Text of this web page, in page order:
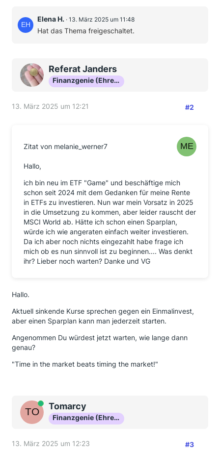
Elena H. 13. März 2025 um 11:48
Hat das Thema freigeschaltet.
Referat Janders
Finanzgenie (Ehrenmitglied)
13. März 2025 um 12:21 #2
Zitat von melanie_werner7
Hallo,
ich bin neu im ETF "Game" und beschäftige mich
schon seit 2024 mit dem Gedanken für meine Rente
in ETFs zu investieren. Nun war mein Vorsatz in 2025
in die Umsetzung zu kommen, aber leider rauscht der
MSCI World ab. Hätte ich schon einen Sparplan,
würde ich wie angeraten einfach weiter investieren.
Da ich aber noch nichts eingezahlt habe frage ich
mich ob es nun sinnvoll ist zu beginnen.... Was denkt
ihr? Lieber noch warten? Danke und VG
Hallo.
Aktuell sinkende Kurse sprechen gegen ein Einmalinvest,
aber einen Sparplan kann man jederzeit starten.
Angenommen Du würdest jetzt warten, wie lange dann
genau?
"Time in the market beats timing the market!"
OnlineTomarcy
Finanzgenie (Ehrenmitglied)
13. März 2025 um 12:23 #3